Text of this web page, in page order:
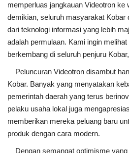
memperluas jangkauan Videotron ke
demikian, seluruh masyarakat Kobar
dari teknologi informasi yang lebih
adalah permulaan. Kami ingin
berkembang di seluruh penjuru
Peluncuran Videotron disambut
Kobar. Banyak yang menyatakan
pemerintah daerah yang terus
pelaku usaha lokal juga
memberikan mereka peluang baru
produk dengan cara modern.
Dengan semangat optimisme yang